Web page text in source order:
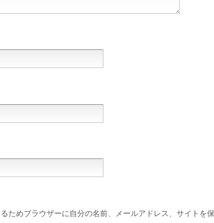
ためブラウザーに自分の名前、メールアドレス、サイトを